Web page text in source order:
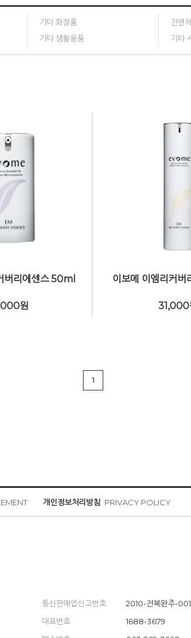
기타 화장품 천연
기타 생활용품 기타
버리에센스 50ml
원
이보메 이엠리커버
31,000
1
개인정보처리방침 PRIVACY POLICY
통신판매업신고번호
2010-전북완주-
대표번호
1688-3679